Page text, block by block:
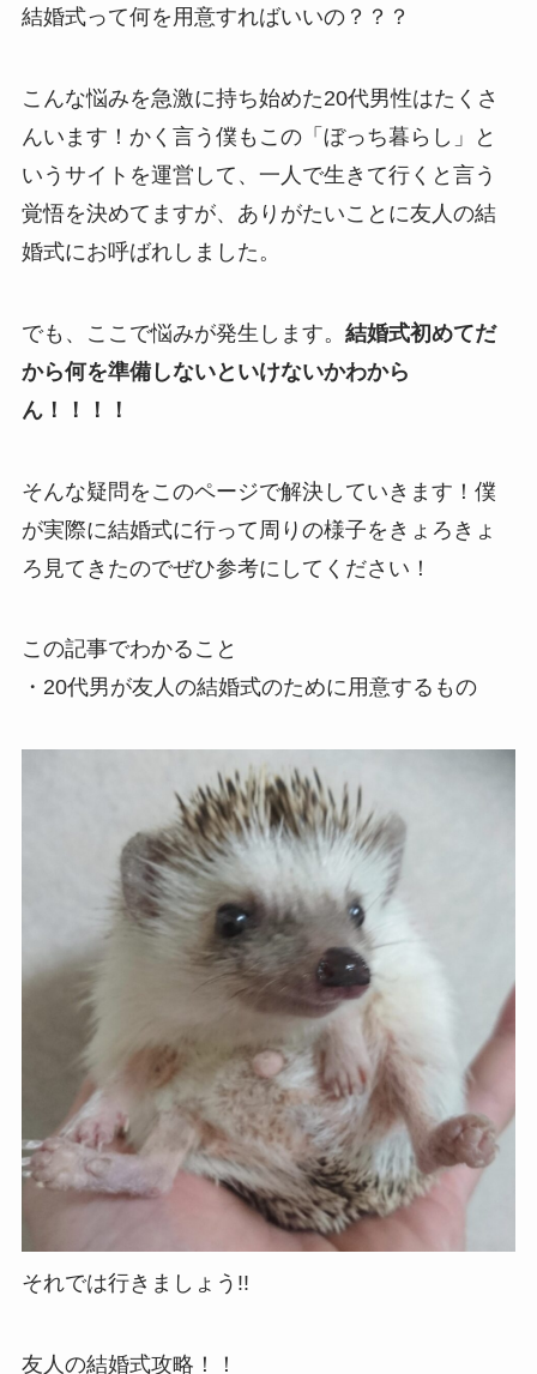
結婚式って何を用意すればいいの？？？
こんな悩みを急激に持ち始めた20代男性はたくさ
んいます！かく言う僕もこの「ぼっち暮らし」と
いうサイトを運営して、一人で生きて行くと言う
覚悟を決めてますが、ありがたいことに友人の結
婚式にお呼ばれしました。
でも、ここで悩みが発生します。 結婚式初めてだ
から何を準備しないといけないかわから
ん！！！！
そんな疑問をこのページで解決していきます！ 僕
が実際に結婚式に行って周りの様子をきょろきょ
ろ見てきたのでぜひ参考にしてください！
この記事でわかること
・20代男が友人の結婚式のために用意するもの
それでは行きましょう!!
友人の結婚式攻略！！